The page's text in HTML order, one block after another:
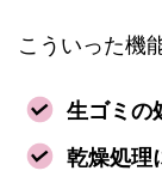
こういった機
生ゴミの
乾燥処理